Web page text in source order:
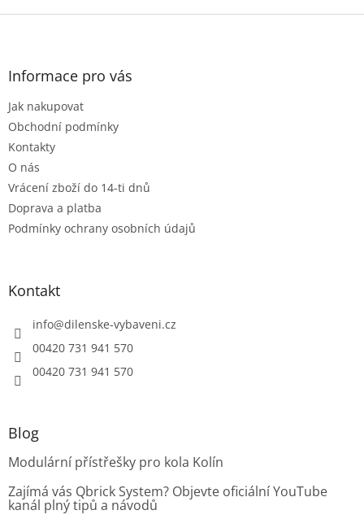
l
p
i
Z
Informace pro vás
Jak nakupovat
Obchodní podmínky
Kontakty
O nás
Vrácení zboží do 14-ti dnů
Doprava a platba
Podmínky ochrany osobních údajů
Kontakt
info@dilenske-vybaveni.cz
00420 731 941 570
00420 731 941 570
Blog
Modulární přístřešky pro kola Kolín
Zajímá vás Qbrick System? Objevte oficiální YouTube
kanál plný tipů a návodů